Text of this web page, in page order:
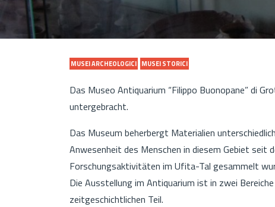
MUSEI ARCHEOLOGICI MUSEI STORICI
Das Museo Antiquarium “Filippo Buonopane” di
untergebracht.
Das Museum beherbergt Materialien
Anwesenheit des Menschen in diesem Gebiet seit
Forschungsaktivitäten im Ufita-Tal gesammelt
Die Ausstellung im Antiquarium ist in zwei
zeitgeschichtlichen Teil.